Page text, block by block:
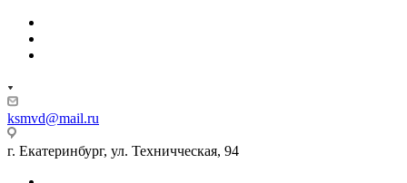
ksmvd@mail.ru
г. Екатеринбург, ул. Техничческая, 94